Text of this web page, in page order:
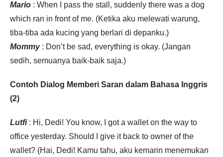
Mario : When I pass the stall, suddenly there was a dog
which ran in front of me. (Ketika aku melewati warung,
tiba-tiba ada kucing yang berlari di depanku.)
Mommy: Don’t be sad, everything is okay. (Jangan
sedih, semuanya baik-baik saja.)
Contoh Dialog Memberi Saran dalam Bahasa Inggris
(2)
Lutfi: Hi, Dedi! You know, I got a wallet on the way to
office yesterday. Should I give it back to owner of the
wallet? (Hai, Dedi! Kamu tahu, aku kemarin menemukan